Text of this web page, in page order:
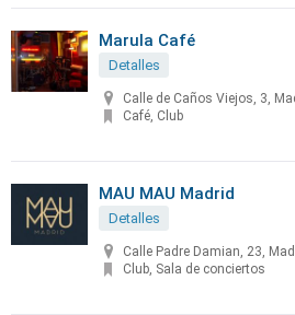
Marula Café
Detalles
Calle de Caños Viejos, 3,
Café, Club
MAU MAU Madrid
Detalles
Calle Padre Damian, 23,
Club, Sala de conciertos